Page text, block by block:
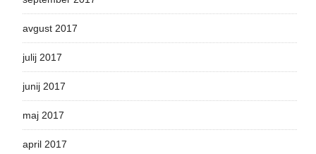
avgust 2017
julij 2017
junij 2017
maj 2017
april 2017